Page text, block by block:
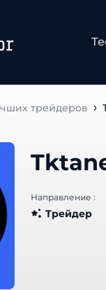
трейдеров
Направление :
Трейдер